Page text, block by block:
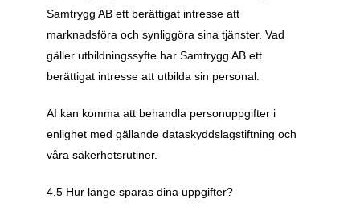
Samtrygg AB ett berättigat intresse att
marknadsföra och synliggöra sina tjänster. Vad
gäller utbildningssyfte har Samtrygg AB ett
berättigat intresse att utbilda sin personal.
AI kan komma att behandla personuppgifter i
enlighet med gällande dataskyddslagstiftning och
våra säkerhetsrutiner.
4.5 Hur länge sparas dina uppgifter?